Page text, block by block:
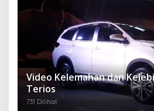
Video Kelemahan dan
Terios
731 Dilihat